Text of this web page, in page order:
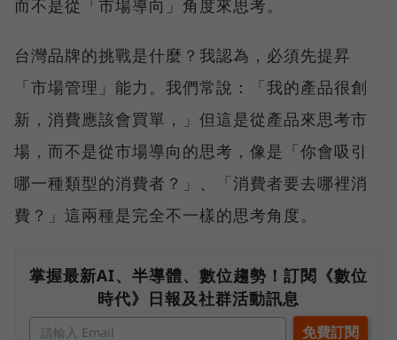
而不是從「市場導向」角度來思考。
台灣品牌的挑戰是什麼？我認為，必須先提昇
「市場管理」能力。我們常說：「我的產品很創
新，消費應該會買單，」但這是從產品來思考市
場，而不是從市場導向的思考，像是「你會吸引
哪一種類型的消費者？」、「消費者要去哪裡消
費？」這兩種是完全不一樣的思考角度。
掌握最新AI、半導體、數位趨勢！訂閱《數位
時代》日報及社群活動訊息